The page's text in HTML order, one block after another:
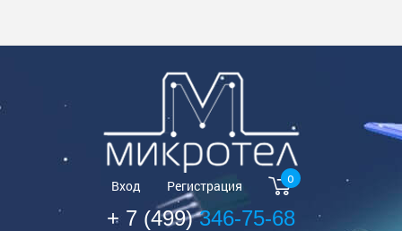
Вход Регистрация 0
+ 7 (499)346-75-68